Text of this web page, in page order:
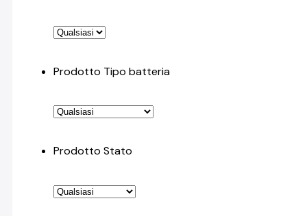
Prodotto Tipo batteria
Prodotto Stato